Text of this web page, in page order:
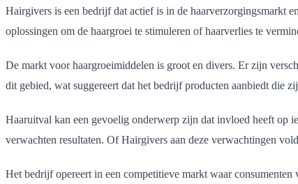
Hairgivers is een bedrijf dat actief is in de haarverzorgingsmarkt
oplossingen om de haargroei te stimuleren of haarverlies te
De markt voor haargroeimiddelen is groot en divers. Er zijn
dit gebied, wat suggereert dat het bedrijf producten aanbiedt die
Haaruitval kan een gevoelig onderwerp zijn dat invloed heeft op
verwachten resultaten. Of Hairgivers aan deze verwachtingen
Het bedrijf opereert in een competitieve markt waar